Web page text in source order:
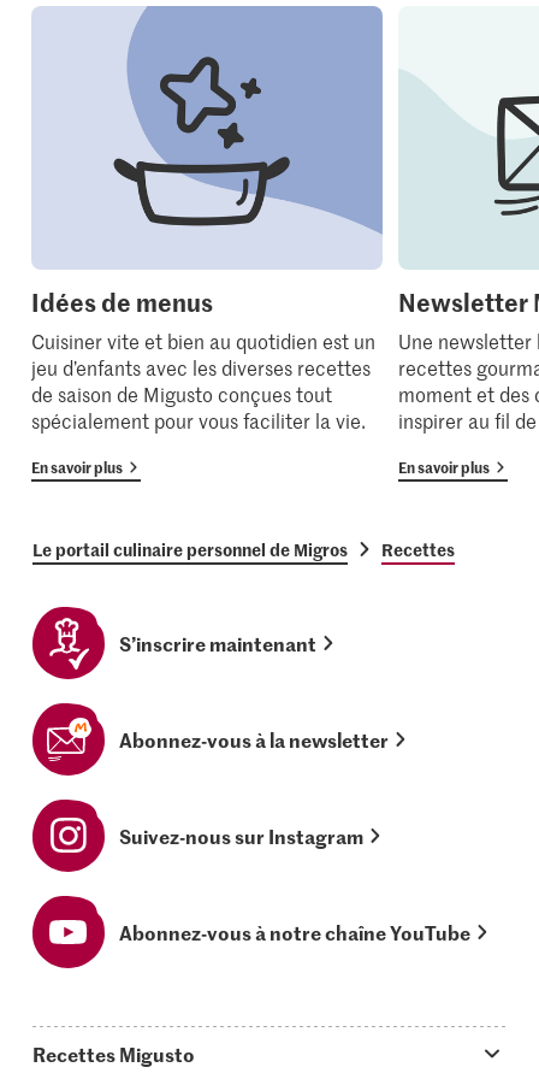
Idées de menus
Cuisiner vite et bien au quotidien est un
jeu d’enfants avec les diverses recettes
de saison de Migusto conçues tout
spécialement pour vous faciliter la vie.
En savoir plus
Newsletter
Une newsletter
recettes
moment et des
inspirer au fil
En savoir plus
Le portail culinaire personnel de Migros Recettes
S’inscrire maintenant
Abonnez-vous à la newsletter
Suivez-nous sur Instagram
Abonnez-vous à notre chaîne YouTube
Recettes Migusto